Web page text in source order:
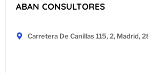
ABAN CONSULTORES
Carretera De Canillas 115, 2, Madrid,